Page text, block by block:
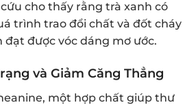
cho thấy rằng trà xanh có
trình trao đổi chất và đốt cháy
đạt được vóc dáng mơ ước.
và Giảm Căng Thẳng
một hợp chất giúp thư